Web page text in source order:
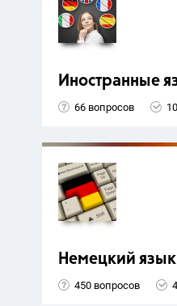
Иностранные
66 вопросов
Немецкий язык
450 вопросов